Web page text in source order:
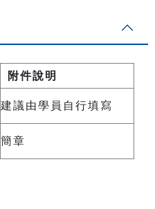
附件說明
建議由學員自行填寫
簡章